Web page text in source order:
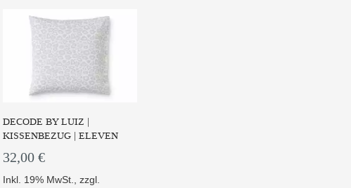
DECODE BY LUIZ |
KISSENBEZUG | ELEVEN
32,00 €
Inkl. 19% MwSt., zzgl.